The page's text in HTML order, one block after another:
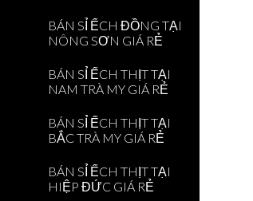
BÁN SỈ ẾCH ĐỒNG TẠI
NÔNG SƠN GIÁ RẺ
BÁN SỈ ẾCH THỊT TẠI
NAM TRÀ MY GIÁ RẺ
BÁN SỈ ẾCH THỊT TẠI
BẮC TRÀ MY GIÁ RẺ
BÁN SỈ ẾCH THỊT TẠI
HIỆP ĐỨC GIÁ RẺ